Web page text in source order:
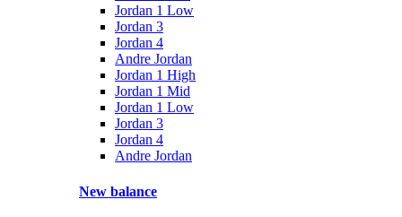
Jordan 1 Low
Jordan 3
Jordan 4
Andre Jordan
Jordan 1 High
Jordan 1 Mid
Jordan 1 Low
Jordan 3
Jordan 4
Andre Jordan
New balance